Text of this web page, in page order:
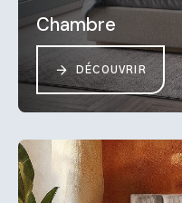
Chambre
DÉCOUVRIR